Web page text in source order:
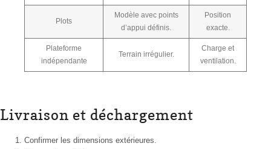
Plots
Modèle avec points
d’appui définis.
Position
exacte.
Plateforme
indépendante
Terrain irrégulier.
Charge et
ventilation.
Livraison et déchargement
Confirmer les dimensions extérieures.